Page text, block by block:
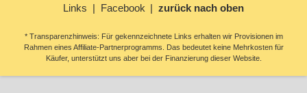
Links Facebook zurück nach oben
* Transparenzhinweis: Für gekennzeichnete Links erhalten wir Provisionen im
Rahmen eines Affiliate-Partnerprogramms. Das bedeutet keine Mehrkosten für
Käufer, unterstützt uns aber bei der Finanzierung dieser Website.